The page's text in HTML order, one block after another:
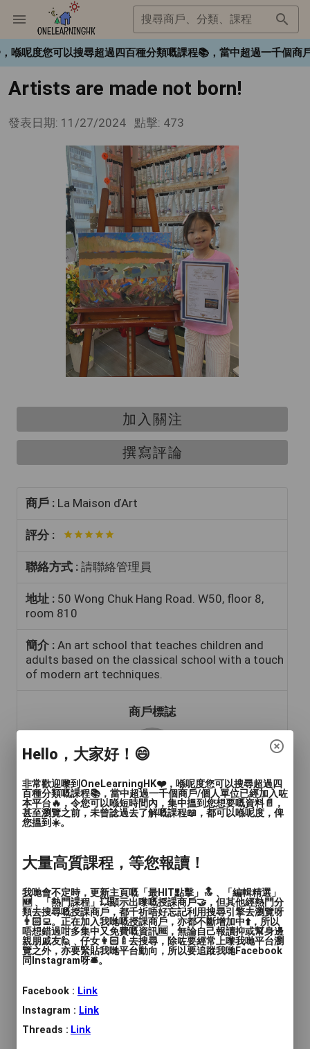
搜尋商戶、分類、課程
度您可以搜尋超過四百種分類嘅課程📚，當中超過一千個商
Artists are made not born!
發表日期: 11/27/2024 點擊: 473
加入關注
撰寫評論
商戶 : La Maison ďArt
評分 :
聯絡方式 : 請聯絡管理員
地址 : 50 Wong Chuk Hang Road. W50, floor 8,
room 810
簡介 : An art school that teaches children and
adults based on the classical school with a touch
of modern art techniques.
商戶標誌
人數: 1對1, 2至4人, 多於4人
教學模式: 面授
時間: 1h，1.5h，2hs
價錢: $380 - $700
服務地區
Hello，大家好！😄
非常歡迎嚟到OneLearningHK❤️，喺呢度您可以搜尋超過四
百種分類嘅課程📚，當中超過一千個商戶/個人單位已經加入咗
本平台🔥，令您可以喺短時間內，集中搵到您想要嘅資料📄，
甚至瀏覽之前，未曾諗過去了解嘅課程📖，都可以喺呢度，俾
您搵到☀️。
大量高質課程，等您報讀！
我哋會不定時，更新主頁嘅「最HIT點擊」🔝﹑「編輯精選」
🆕﹑「熱門課程」💥顯示出嚟嘅授課商戶🤝，但其他經熱門分
類去搜尋嘅授課商戶，都千祈唔好忘記利用搜尋引擎去瀏覽呀
👨🏻‍💻。正在加入我哋嘅授課商戶，亦都不斷增加中⬆️，所以
唔想錯過咁多集中又免費嘅資訊🆓，無論自己報讀抑或幫身邊
親朋戚友🙋﹑仔女👩🏻‍🍼去搜尋，除咗要經常上嚟我哋平台瀏
覽之外，亦要緊貼我哋平台動向，所以要追蹤我哋Facebook
同Instagram呀🛎️。
Facebook : Link
Instagram : Link
Threads : Link